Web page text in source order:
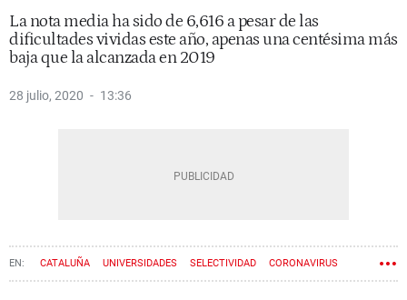
La nota media ha sido de 6,616 a pesar de las
dificultades vividas este año, apenas una centésima más
baja que la alcanzada en 2019
28 julio, 2020 13:36
CATALUÑA UNIVERSIDADES SELECTIVIDAD CORONAVIRUS